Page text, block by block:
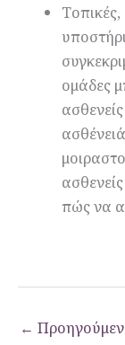
Τοπικές,
ομάδες
πώς να
←